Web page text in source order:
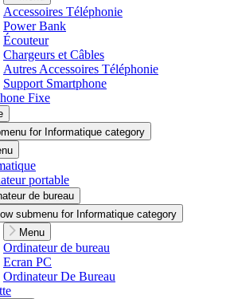
Accessoires Téléphonie
Power Bank
Écouteur
Chargeurs et Câbles
Autres Accessoires Téléphonie
Support Smartphone
Fixe
for Informatique category
portable
de bureau
submenu for Informatique category
Menu
Ordinateur de bureau
Ecran PC
Ordinateur De Bureau